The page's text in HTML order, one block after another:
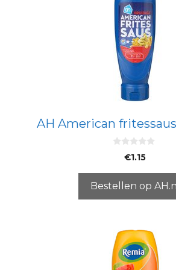
AH American
5
€1.15
Bestellen op AH.nl